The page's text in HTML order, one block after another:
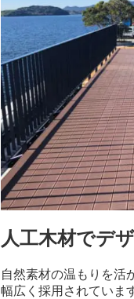
人工木材でデ
自然素材の温もりを活
幅広く採用されていま